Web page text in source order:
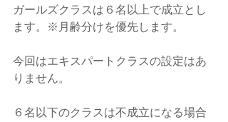
ガールズクラスは６名以上で成立とし
ます。※月齢分けを優先します。
今回はエキスパートクラスの設定はあ
りません。
６名以下のクラスは不成立になる場合